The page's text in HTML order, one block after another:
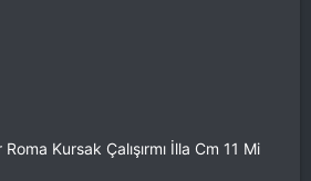
Kursak Çalışırmı İlla Cm 11 Mi